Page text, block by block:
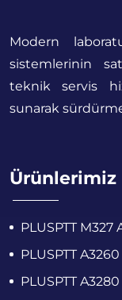
Modern
sistemlerinin
teknik servis
sunarak
Ürünlerimiz
PLUSPTT M327
PLUSPTT
PLUSPTT